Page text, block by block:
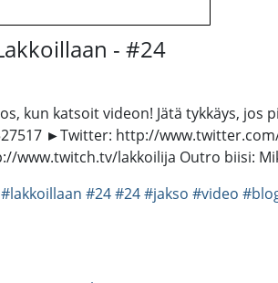
- #24
kun katsoit videon! Jätä tykkäys, jos
►Twitter: http://
lakkoilija Outro biisi:
#lakkoillaan #24#24#jakso #video